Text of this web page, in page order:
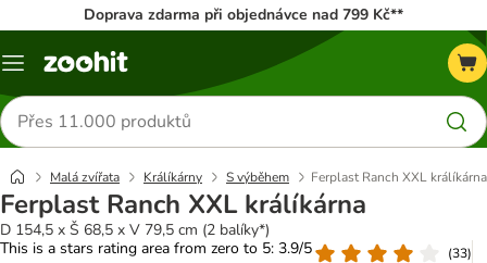
Doprava zdarma při objednávce nad 799 Kč**
Menu
Hledat
produkty
Malá zvířata Králíkárny S výběhem Ferplast Ranch XXL králíkárna
Ferplast Ranch XXL králíkárna
D 154,5 x Š 68,5 x V 79,5 cm (2 balíky*)
This is a stars rating area from zero to 5: 3.9/5
(33)